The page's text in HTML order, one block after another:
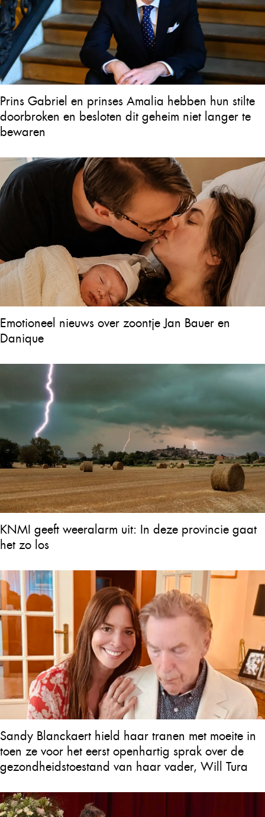
Prins Gabriel en prinses Amalia hebben hun stilte
doorbroken en besloten dit geheim niet langer te
bewaren
Emotioneel nieuws over zoontje Jan Bauer en
Danique
KNMI geeft weeralarm uit: In deze provincie gaat
het zo los
Sandy Blanckaert hield haar tranen met moeite in
toen ze voor het eerst openhartig sprak over de
gezondheidstoestand van haar vader, Will Tura